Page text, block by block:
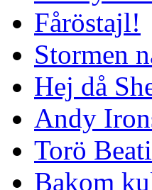
Fåröstajl!
Stormen
Hej då
Andy
Torö
Bakom